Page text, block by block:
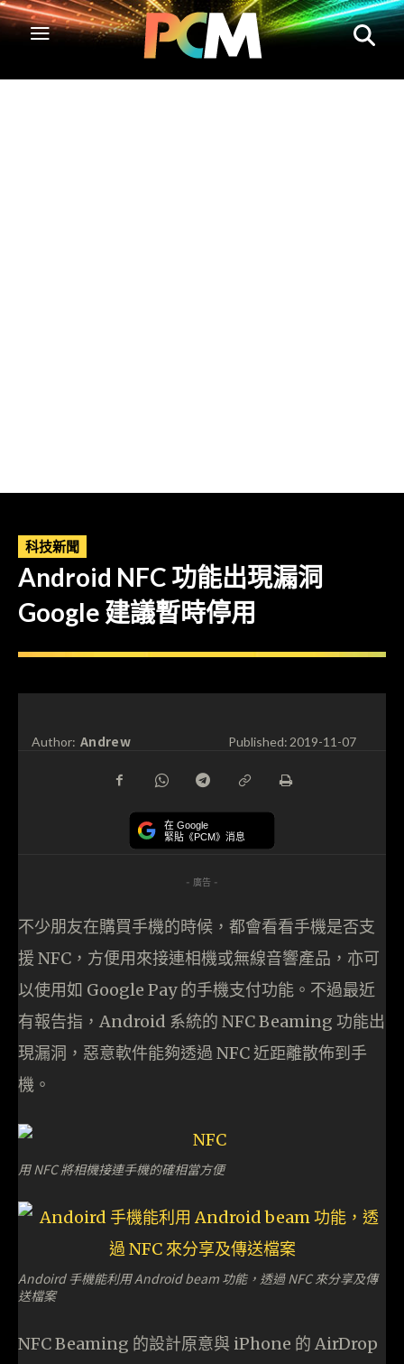
科技新聞
Android NFC 功能出現漏洞
Google 建議暫時停用
Author: Andrew Published:2019-11-07
在 Google
緊貼《PCM》消息
- 廣告 -
不少朋友在購買手機的時候，都會看看手機是否支
援 NFC，方便用來接連相機或無線音響產品，亦可
以使用如 Google Pay 的手機支付功能。不過最近
有報告指，Android 系統的 NFC Beaming 功能出
現漏洞，惡意軟件能夠透過 NFC 近距離散佈到手
機。
用 NFC 將相機接連手機的確相當方便
Andoird 手機能利用 Android beam 功能，透過 NFC 來分享及傳
送檔案
NFC Beaming 的設計原意與 iPhone 的 AirDrop